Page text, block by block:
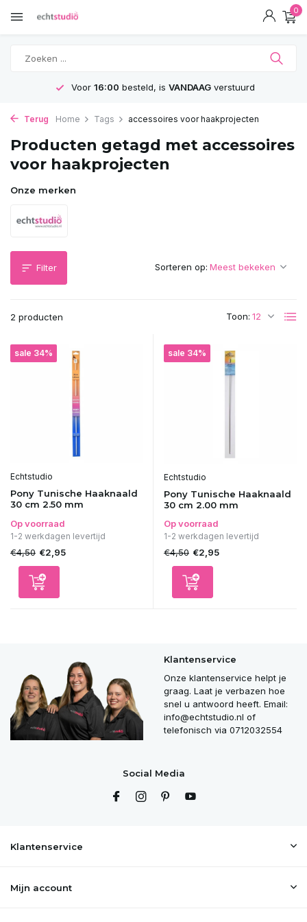
0
Voor 16:00 besteld, is VANDAAGverstuurd
Terug Home Tags accessoires voor haakprojecten
Producten getagd met accessoires
voor haakprojecten
Onze merken
Filter
2 producten Toon:
Sorteren op:
sale 34%
Echtstudio
Pony Tunische Haaknaald
30 cm 2.50 mm
Op voorraad
1-2 werkdagen levertijd
€4,50 €2,95
sale 34%
Echtstudio
Pony Tunische Haaknaald
30 cm 2.00 mm
Op voorraad
1-2 werkdagen levertijd
€4,50 €2,95
Klantenservice
Onze klantenservice helpt je
graag. Laat je verbazen hoe
snel u antwoord heeft. Email:
info@echtstudio.nl of
telefonisch via 0712032554
Social Media
Klantenservice
Mijn account